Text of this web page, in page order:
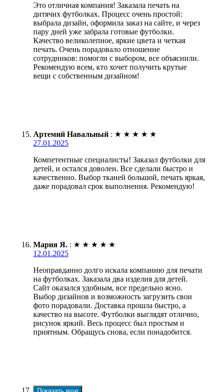
Это отличная компания! Заказала печать на
дитячих футболках. Процесс очень простой:
выбрала дизайн, оформила заказ на сайте, и через
пару дней уже забрала готовые футболки.
Качество великолепное, яркие цвета и четкая
печать. Очень порадовало отношение
сотрудников: помогли с выбором, все объяснили.
Рекомендую всем, кто хочет получить крутые
вещи с собственным дизайном!
Артемий Навальный : ★ ★ ★ ★ ★
27.01.2025
Компетентные специалисты! Заказал футболки для
детей, и остался доволен. Все сделали быстро и
качественно. Выбор тканей большой, печать яркая,
даже порадовал срок выполнения. Рекомендую!
Мария Я. : ★ ★ ★ ★ ★
12.01.2025
Неоправданно долго искала компанию для печати
на футболках. Заказала два изделия для детей.
Сайт оказался удобным, все предельно ясно.
Выбор дизайнов и возможность загрузить свои
фото порадовали. Доставка прошла быстро, а
качество на высоте. Футболки выглядят отлично,
рисунок яркий. Весь процесс был простым и
приятным. Обращусь снова, если понадобится.